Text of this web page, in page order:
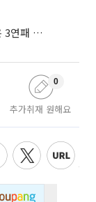
젠지, 풀세트 끝 한화생명 제압⋯한화생명은 3연패 수렁
추가취재 원해요
0